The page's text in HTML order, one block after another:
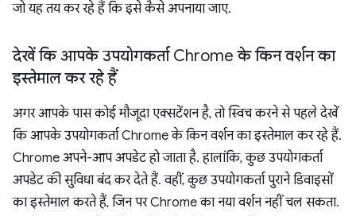
जो यह तय कर रहे हैं कि इसे कैसे अपनाया जाए.
देखें कि आपके उपयोगकर्ता Chrome के किन वर्शन का
इस्तेमाल कर रहे हैं
अगर आपके पास कोई मौजूदा एक्सटेंशन है, तो स्विच करने से पहले देखें
कि आपके उपयोगकर्ता Chrome के किन वर्शन का इस्तेमाल कर रहे हैं.
Chrome अपने-आप अपडेट हो जाता है. हालांकि, कुछ उपयोगकर्ता
अपडेट की सुविधा बंद कर देते हैं. वहीं, कुछ उपयोगकर्ता पुराने डिवाइसों
का इस्तेमाल करते हैं, जिन पर Chrome का नया वर्शन नहीं चल सकता.